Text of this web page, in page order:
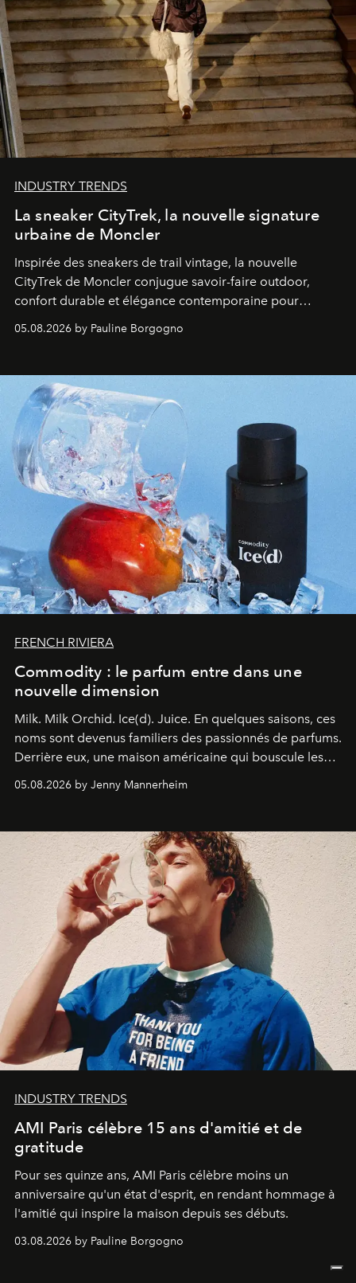
INDUSTRY TRENDS
La sneaker CityTrek, la nouvelle signature
urbaine de Moncler
Inspirée des sneakers de trail vintage, la nouvelle
CityTrek de Moncler conjugue savoir-faire outdoor,
confort durable et élégance contemporaine pour
accompagner les explorations du quotidien.
05.08.2026 by Pauline Borgogno
FRENCH RIVIERA
Commodity : le parfum entre dans une
nouvelle dimension
Milk. Milk Orchid. Ice(d). Juice. En quelques saisons, ces
noms sont devenus familiers des passionnés de parfums.
Derrière eux, une maison américaine qui bouscule les
codes de la parfumerie contemporaine en proposant
une approche aussi intuitive que personnelle :
05.08.2026 by Jenny Mannerheim
INDUSTRY TRENDS
AMI Paris célèbre 15 ans d'amitié et de
gratitude
Pour ses quinze ans, AMI Paris célèbre moins un
anniversaire qu'un état d'esprit, en rendant hommage à
l'amitié qui inspire la maison depuis ses débuts.
03.08.2026 by Pauline Borgogno